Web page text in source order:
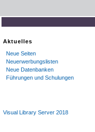
Aktuelles
Neue Seiten
Neuerwerbungslisten
Neue Datenbanken
Führungen und Schulungen
Visual Library Server 2018